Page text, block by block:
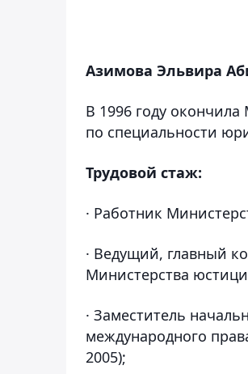
Азимова Эльвира
В 1996 году
по специальности
Трудовой стаж:
· Работник
· Ведущий, главный
Министерства
· Заместитель
международного
2005);